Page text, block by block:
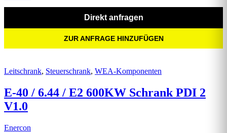
Direkt anfragen
ZUR ANFRAGE HINZUFÜGEN
Leitschrank, Steuerschrank, WEA-Komponenten
E-40 / 6.44 / E2 600KW Schrank PDI 2
V1.0
Enercon